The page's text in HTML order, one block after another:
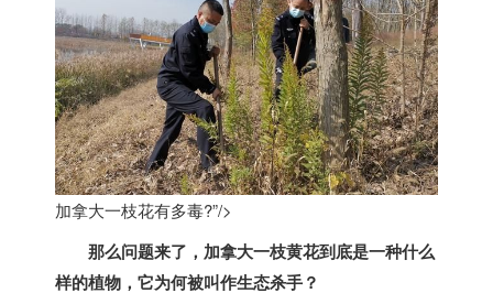
加拿大一枝花有多毒?”/>
那么问题来了， 加拿大一枝黄花到底是一种什么
样的植物，它为何被叫作生态杀手？